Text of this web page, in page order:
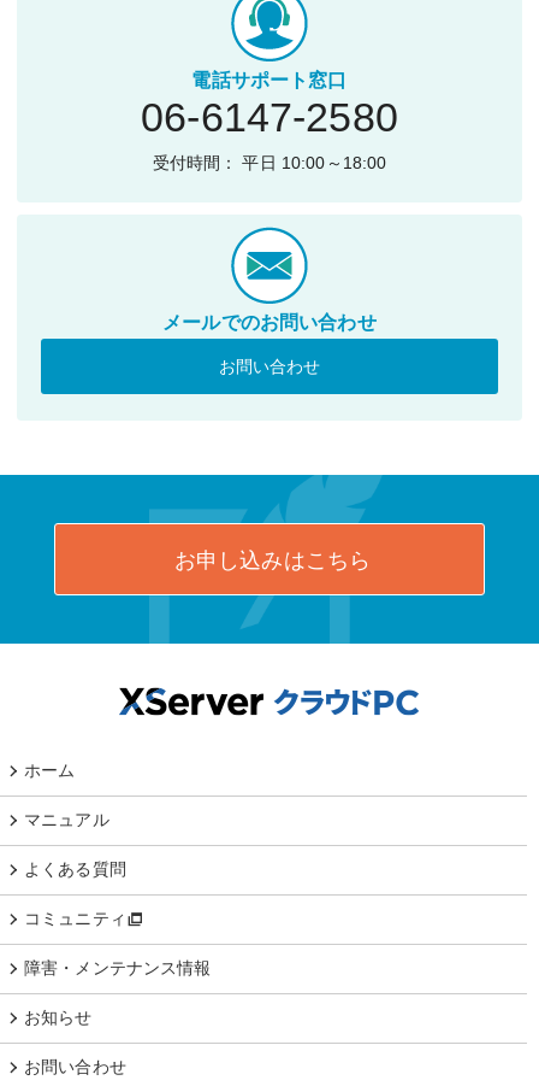
電話サポート窓口
06-6147-2580
受付時間： 平日 10:00～18:00
メールでのお問い合わせ
お問い合わせ
お申し込みはこちら
ホーム
マニュアル
よくある質問
コミュニティ
障害・メンテナンス情報
お知らせ
お問い合わせ